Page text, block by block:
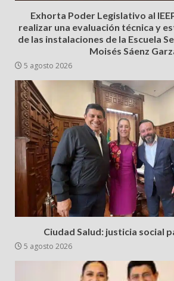
Exhorta Poder Legislativo al
realizar una evaluación técnica y
de las instalaciones de la Escuela
Moisés Sáenz
5 agosto 2026
Ciudad Salud: justicia social
5 agosto 2026